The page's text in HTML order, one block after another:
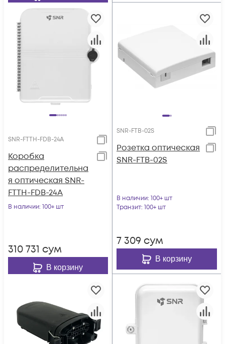
SNR-FTTH-FDB-24A
Коробка
распределительна
я оптическая SNR-
FTTH-FDB-24A
В наличии: 100+ шт
310 731 сум
В корзину
SNR-FTB-02S
Розетка оптическая
SNR-FTB-02S
В наличии: 100+ шт
Транзит: 100+ шт
7 309 сум
В корзину